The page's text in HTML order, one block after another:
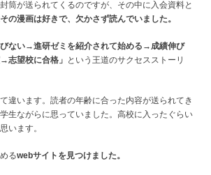
筒が送られてくるのですが、その中に入会資料と
の漫画は好きで、 欠かさず読んでいました。
びない→進研ゼミを紹介されて始める→成績伸び
志望校に合格」
という王道のサクセスストーリ
違います。読者の年齢に合った内容が送られてき
生ながらに思っていました。高校に入ったぐらい
います。
るwebサイトを見つけました。